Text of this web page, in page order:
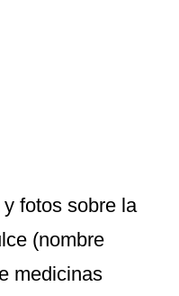
fotos sobre la
(nombre
medicinas